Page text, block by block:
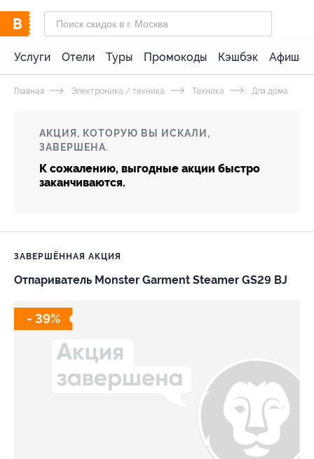
Услуги Отели Туры Промокоды Кэшбэк Афиша
Главная Электроника / техника Техника Для дома
АКЦИЯ, КОТОРУЮ ВЫ ИСКАЛИ,
ЗАВЕРШЕНА.
К сожалению, выгодные акции быстро
заканчиваются.
ЗАВЕРШЁННАЯ АКЦИЯ
Отпариватель Monster Garment Steamer GS29 BJ
- 39%